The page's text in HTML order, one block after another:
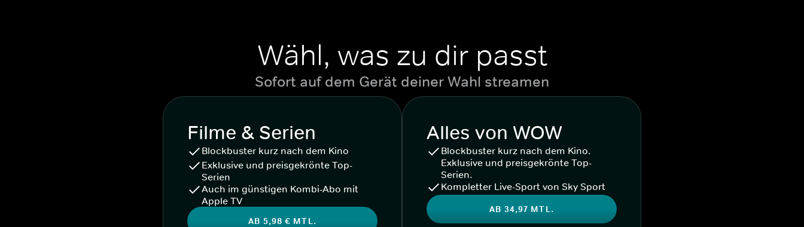
Wähl, was zu dir passt
Sofort auf dem Gerät deiner Wahl streamen
Filme & Serien
Blockbuster kurz nach dem Kino
Exklusive und preisgekrönte Top-
Serien
Auch im günstigen Kombi-Abo mit
Apple TV
AB 5,98 € MTL.
Alles von WOW
Blockbuster kurz nach dem Kino.
Exklusive und preisgekrönte Top-
Serien.
Kompletter Live-Sport von Sky Sport
AB 34,97 MTL.